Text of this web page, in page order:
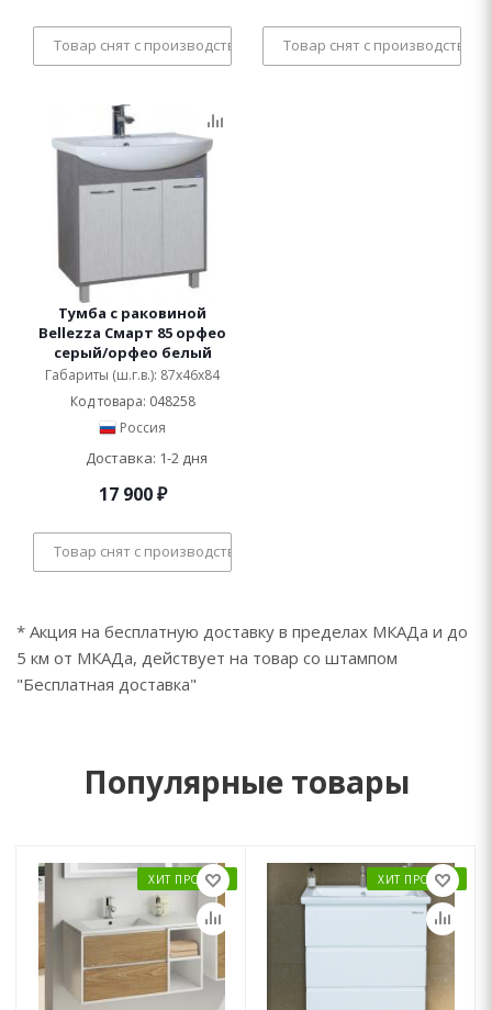
Товар снят с производства Товар снят с производства
Тумба с раковиной
Bellezza Смарт 85 орфео
серый/орфео белый
Габариты (ш.г.в.): 87x46x84
Код товара: 048258
Россия
Доставка: 1-2 дня
17 900₽
Товар снят с производства
* Акция на бесплатную доставку в пределах МКАДа и до
5 км от МКАДа, действует на товар со штампом
"Бесплатная доставка"
Популярные товары
ХИТ ПРОДАЖ ХИТ ПРОДАЖ